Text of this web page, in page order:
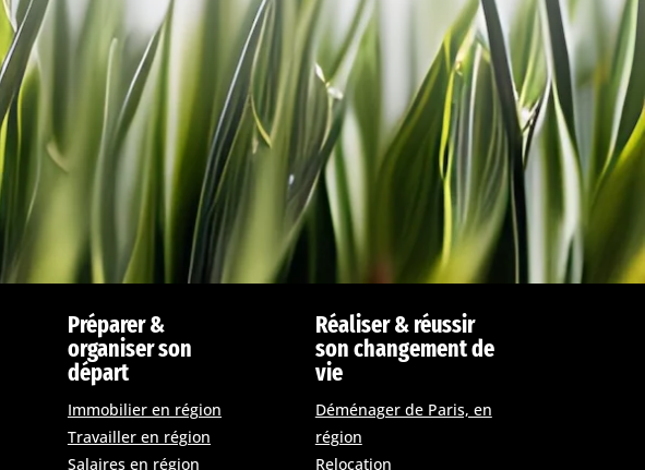
Préparer &
organiser son
départ
Immobilier en région
Travailler en région
Salaires en région
Réaliser & réussir
son changement de
vie
Déménager de Paris, en
région
Relocation